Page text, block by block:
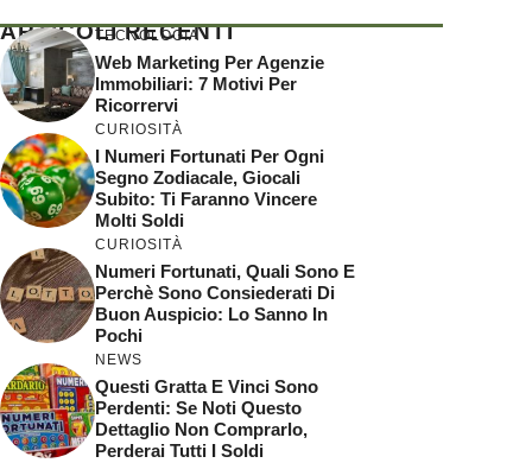
ARTICOLI RECENTI
TECNOLOGIA
Web Marketing Per Agenzie
Immobiliari: 7 Motivi Per
Ricorrervi
CURIOSITÀ
I Numeri Fortunati Per Ogni
Segno Zodiacale, Giocali
Subito: Ti Faranno Vincere
Molti Soldi
CURIOSITÀ
Numeri Fortunati, Quali Sono E
Perchè Sono Consiederati Di
Buon Auspicio: Lo Sanno In
Pochi
NEWS
Questi Gratta E Vinci Sono
Perdenti: Se Noti Questo
Dettaglio Non Comprarlo,
Perderai Tutti I Soldi